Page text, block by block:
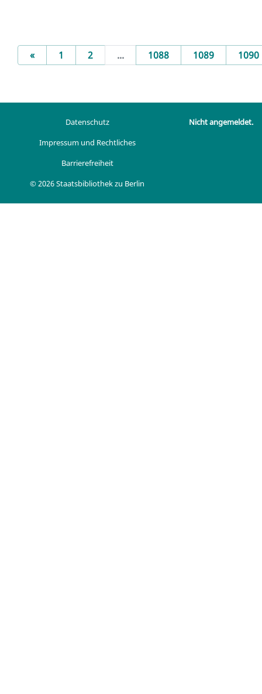
«Previous
1 2 ... 1088 1089 1090
Datenschutz
Impressum und Rechtliches
Barrierefreiheit
© 2026 Staatsbibliothek zu Berlin
Nicht angemeldet.